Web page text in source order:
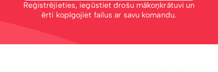
Reģistrējieties, iegūstiet drošu mākoņkrātuvi un
ērti kopīgojiet failus ar savu komandu.